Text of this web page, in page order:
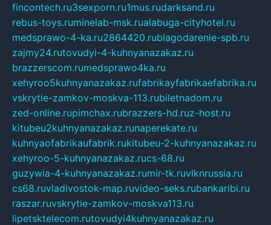
fincontech.ru3sexporn.ru1mus.rudarksand.ru
rebus-toys.ruminelab-msk.rualabuga-cityhotel.ru
medsprawo-4-ka.ru2864420.rublagodarenie-spb.ru
zajmy24.rutovudyi-4-kuhnyanazakaz.ru
brazzerscom.rumedsprawo4ka.ru
xehyroo5kuhnyanazakaz.rufabrikayfabrikaefabrika.ru
vskrytie-zamkov-moskva-113.rubiletnadom.ru
zed-online.rupimchax.rubrazzers-hd.ruz-host.ru
kitubeu2kuhnyanazakaz.runaperekate.ru
kuhnyaofabrikaufabrik.rukitubeu-2-kuhnyanazakaz.ru
xehyroo-5-kuhnyanazakaz.rucs-68.ru
guzywia-4-kuhnyanazakaz.rumir-tk.ruvlknrussia.ru
cs68.ruvladivostok-map.ruvideo-seks.rubankaribi.ru
raszar.ruvskrytie-zamkov-moskva113.ru
lipetsktelecom.rutovudyi4kuhnyanazakaz.ru